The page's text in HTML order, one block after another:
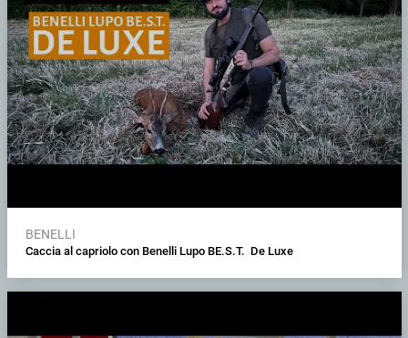
BENELLI
Caccia al capriolo con Benelli Lupo BE.S.T. De Luxe